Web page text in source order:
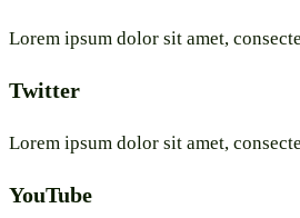
Lorem ipsum dolor sit amet,
Twitter
Lorem ipsum dolor sit amet,
YouTube